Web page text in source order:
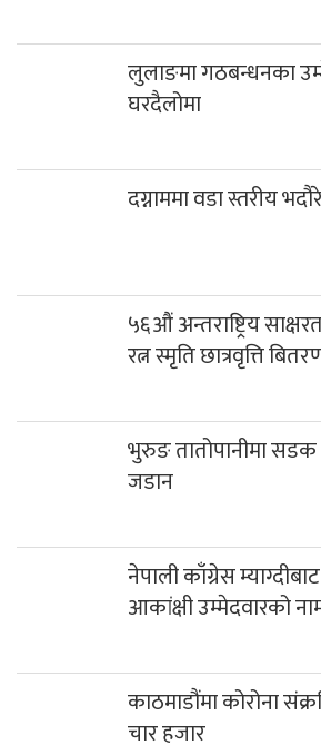
लुलाङमा गठबन्धनका
घरदैलोमा
दग्नाममा वडा स्तरीय
५६औं अन्तराष्ट्रिय
रत्न स्मृति छात्रवृत्ति
भुरुङ तातोपानीमा सडक
जडान
नेपाली काँग्रेस
आकांक्षी उम्मेदवारको
काठमाडौंमा कोरोना
चार हजार